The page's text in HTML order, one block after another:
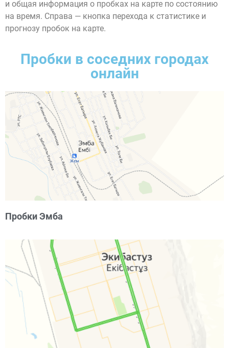
и общая информация о пробках на карте по состоянию
на время. Справа — кнопка перехода к статистике и
прогнозу пробок на карте.
Пробки в соседних городах
онлайн
Пробки Эмба